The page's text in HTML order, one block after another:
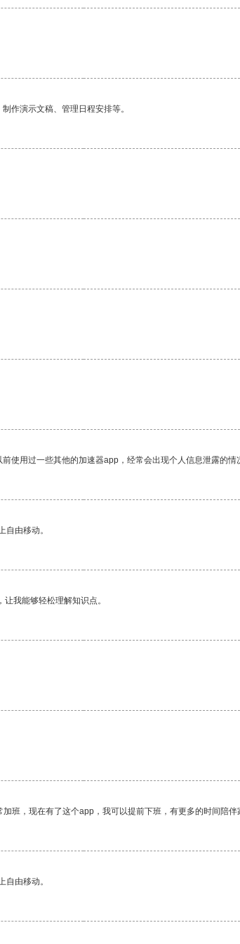
作演示文稿、管理日程安排等。
用过一些其他的加速器app，经常会出现个人信息泄露的情
由移动。
我能够轻松理解知识点。
班，现在有了这个app，我可以提前下班，有更多的时间陪伴
由移动。